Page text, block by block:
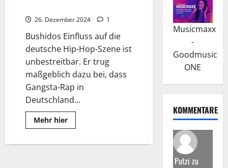
26. Dezember 2024 1
Bushidos Einfluss auf die
deutsche Hip-Hop-Szene ist
unbestreitbar. Er trug
maßgeblich dazu bei, dass
Gangsta-Rap in
Deutschland...
Mehr hierRead
more
Meilenstein
Musicmaxx
-
Goodmusic
ONE
KOMMENTARE
Putzi zu